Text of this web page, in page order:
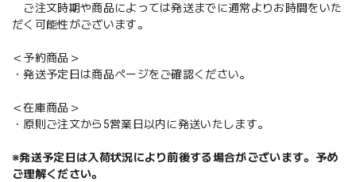
ご注文時期や商品によっては発送までに通常よりお時間をいた
だく可能性がございます。
＜予約商品＞
・発送予定日は商品ページをご確認ください。
＜在庫商品＞
・原則ご注文から5営業日以内に発送いたします。
※発送予定日は入荷状況により前後する場合がございます。予め
ご理解ください。